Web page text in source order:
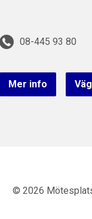
08-445 93 80
Mer info
© 2026